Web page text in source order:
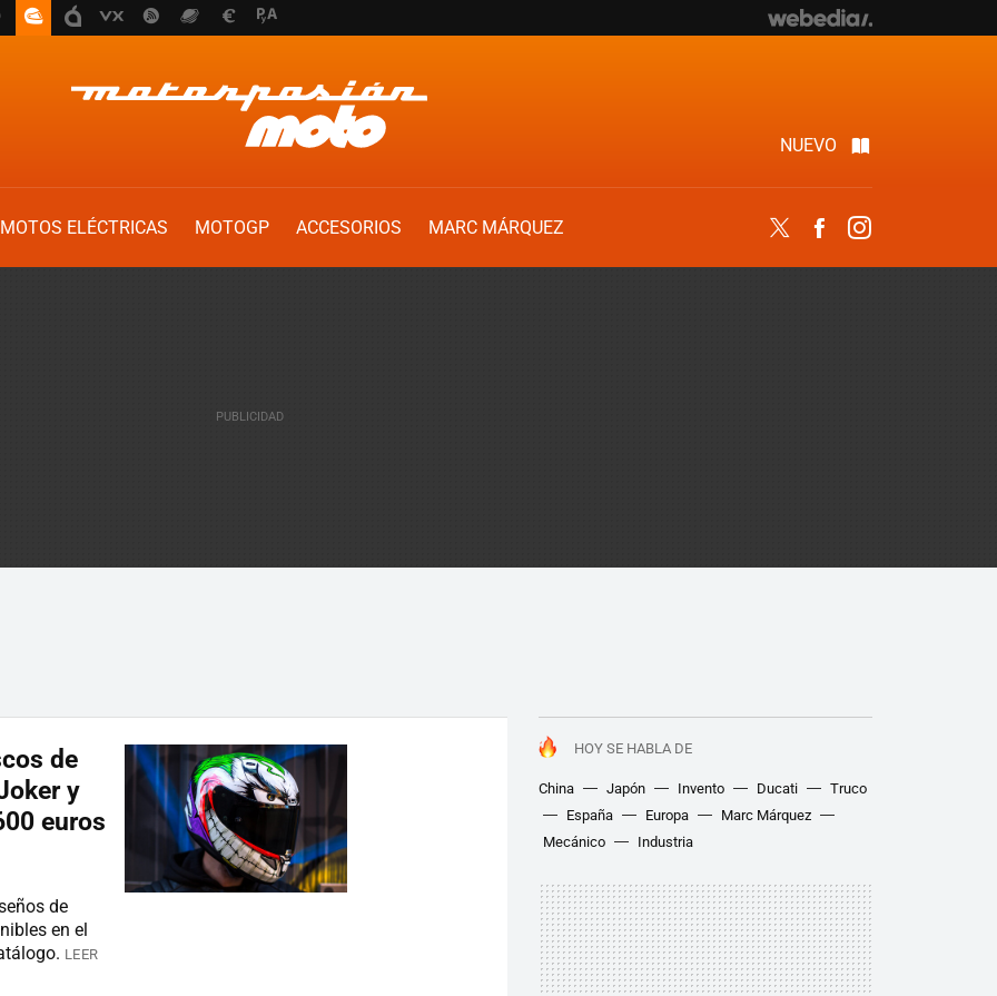
NUEVO
MOTOS ELÉCTRICAS MOTOGP ACCESORIOS
MARC MÁRQUEZ
Twitter Facebook
HOY SE HABLA DE
China Japón Invento Ducati
Truco
España
Europa
Marc Márquez
Mecánico
Industria
de
y
euros
de
en el
LEER